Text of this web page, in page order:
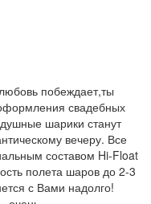
побеждает,ты
свадебных
шарики станут
вечеру. Все
составом Hi-Float
полета шаров до 2-3
с Вами надолго!